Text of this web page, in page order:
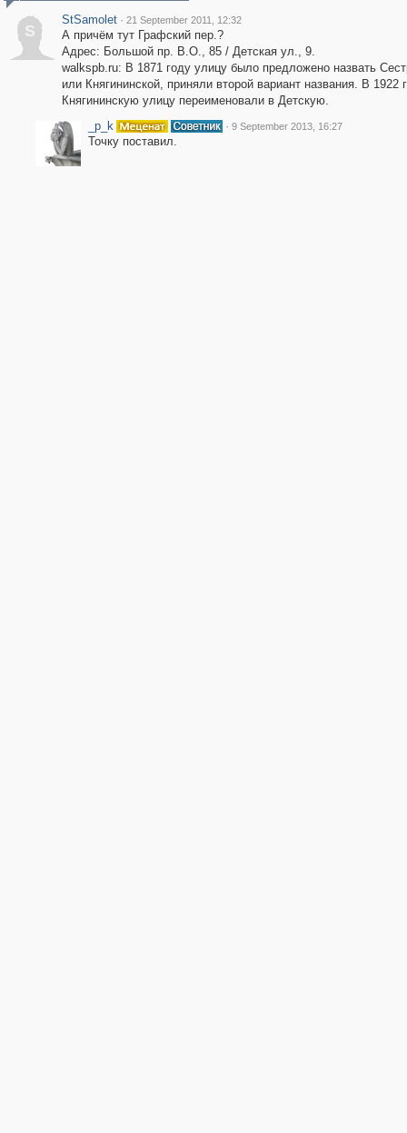
S
StSamolet · 21 September 2011, 12:32
А причём тут Графский пер.?
Адрес: Большой пр. В.О., 85 / Детская ул., 9.
walkspb.ru: В 1871 году улицу было предложено назвать
или Княгининской, приняли второй вариант названия. В 1922
Княгининскую улицу переименовали в Детскую.
_p_k
· 9 September 2013, 16:27
Точку поставил.